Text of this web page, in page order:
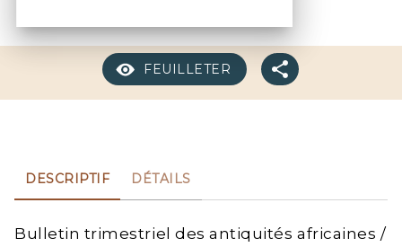
FEUILLETER
DESCRIPTIF DÉTAILS
Bulletin trimestriel des antiquités africaines /